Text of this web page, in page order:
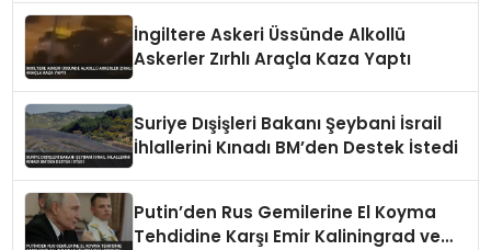
İngiltere Askeri Üssünde Alkollü
Askerler Zırhlı Araçla Kaza Yaptı
Suriye Dışişleri Bakanı Şeybani İsrail
İhlallerini Kınadı BM’den Destek İstedi
Putin’den Rus Gemilerine El Koyma
Tehdidine Karşı Emir Kaliningrad ve